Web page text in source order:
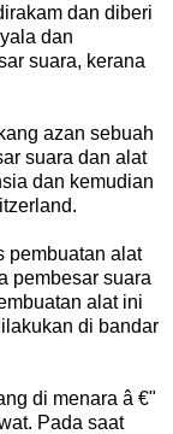
dan diberi
dan
suara, kerana
azan sebuah
suara dan alat
dan kemudian
.
pembuatan alat
pembesar suara
alat ini
di bandar
di menara â €"
. Pada saat